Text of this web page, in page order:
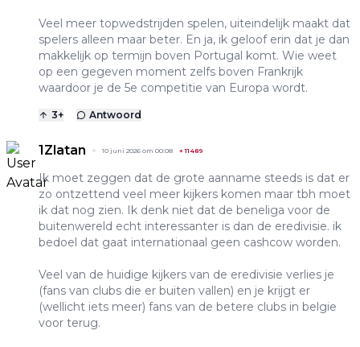
Veel meer topwedstrijden spelen, uiteindelijk maakt dat
spelers alleen maar beter. En ja, ik geloof erin dat je dan
makkelijk op termijn boven Portugal komt. Wie weet
op een gegeven moment zelfs boven Frankrijk
waardoor je de 5e competitie van Europa wordt.
3+ Antwoord
1Zlatan 10 juni 2026 om 00:08 +11489
Ik moet zeggen dat de grote aanname steeds is dat er
zo ontzettend veel meer kijkers komen maar tbh moet
ik dat nog zien. Ik denk niet dat de beneliga voor de
buitenwereld echt interessanter is dan de eredivisie. ik
bedoel dat gaat internationaal geen cashcow worden.
Veel van de huidige kijkers van de eredivisie verlies je
(fans van clubs die er buiten vallen) en je krijgt er
(wellicht iets meer) fans van de betere clubs in belgie
voor terug.